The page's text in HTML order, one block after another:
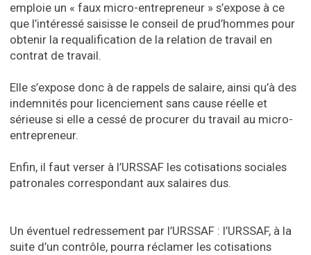
emploie un « faux micro-entrepreneur » s’expose à ce
que l’intéressé saisisse le conseil de prud’hommes pour
obtenir la requalification de la relation de travail en
contrat de travail.
Elle s’expose donc à de rappels de salaire, ainsi qu’à des
indemnités pour licenciement sans cause réelle et
sérieuse si elle a cessé de procurer du travail au micro-
entrepreneur.
Enfin, il faut verser à l’URSSAF les cotisations sociales
patronales correspondant aux salaires dus.
Un éventuel redressement par l’URSSAF : l’URSSAF, à la
suite d’un contrôle, pourra réclamer les cotisations